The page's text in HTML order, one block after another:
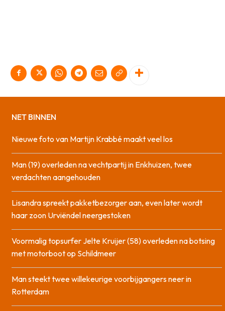
NET BINNEN
Nieuwe foto van Martijn Krabbé maakt veel los
Man (19) overleden na vechtpartij in Enkhuizen, twee
verdachten aangehouden
Lisandra spreekt pakketbezorger aan, even later wordt
haar zoon Urviëndel neergestoken
Voormalig topsurfer Jelte Kruijer (58) overleden na botsing
met motorboot op Schildmeer
Man steekt twee willekeurige voorbijgangers neer in
Rotterdam